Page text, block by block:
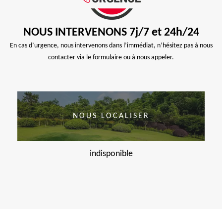
NOUS INTERVENONS 7j/7 et 24h/24
En cas d’urgence, nous intervenons dans l’immédiat, n’hésitez pas à nous
contacter via le formulaire ou à nous appeler.
NOUS LOCALISER
indisponible